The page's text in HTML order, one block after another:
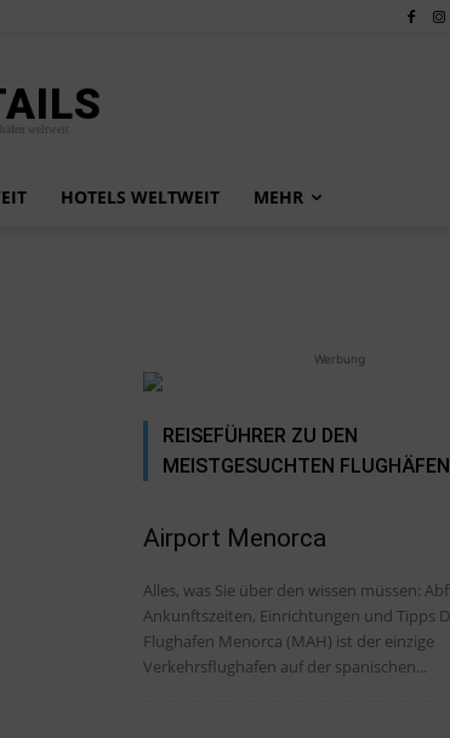
weltweit
HOTELS WELTWEIT MEHR
Werbung
REISEFÜHRER ZU DEN
MEISTGESUCHTEN FLUGHÄFEN
Airport Menorca
Alles, was Sie über den wissen müssen: Abflug- und
Ankunftszeiten, Einrichtungen und Tipps Der
Flughafen Menorca (MAH) ist der einzige
Verkehrsflughafen auf der spanischen...